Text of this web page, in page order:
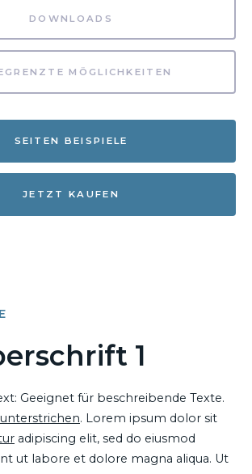
DOWNLOADS
MÖGLICHKEITEN
SEITEN BEISPIELE
JETZT KAUFEN
1
Geeignet für beschreibende Texte.
unterstrichen. Lorem ipsum dolor sit
adipiscing elit, sed do eiusmod
ut labore et dolore magna aliqua. Ut